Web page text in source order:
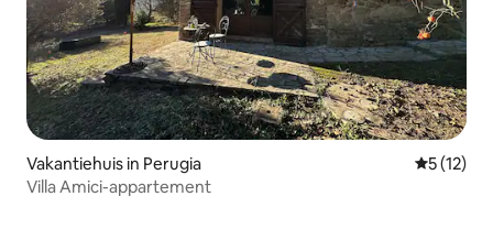
Vakantiehuis in Perugia
5 (12)
Villa Amici-appartement